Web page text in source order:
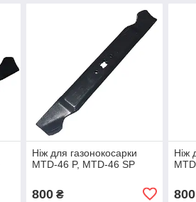
Ніж для газонокосарки
MTD-46 P, MTD-46 SP
800₴
Ніж
800